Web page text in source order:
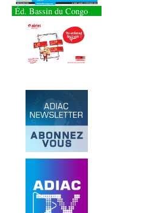
Éd. Bassin du Congo